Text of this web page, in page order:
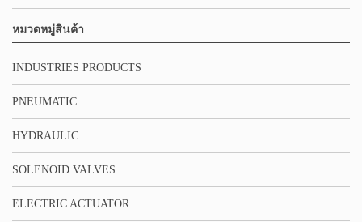
หมวดหมู่สินค้า
INDUSTRIES PRODUCTS
PNEUMATIC
HYDRAULIC
SOLENOID VALVES
ELECTRIC ACTUATOR